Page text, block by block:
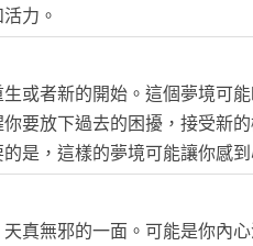
力。
或者新的開始。這個夢境可
要放下過去的困擾，接受新
是，這樣的夢境可能讓你感到
真無邪的一面。可能是你內